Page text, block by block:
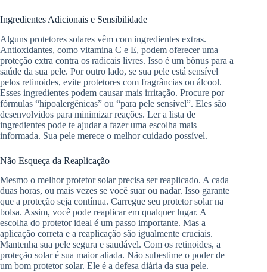
Ingredientes Adicionais e Sensibilidade
Alguns protetores solares vêm com ingredientes extras.
Antioxidantes, como vitamina C e E, podem oferecer uma
proteção extra contra os radicais livres. Isso é um bônus para a
saúde da sua pele. Por outro lado, se sua pele está sensível
pelos retinoides, evite protetores com fragrâncias ou álcool.
Esses ingredientes podem causar mais irritação. Procure por
fórmulas “hipoalergênicas” ou “para pele sensível”. Eles são
desenvolvidos para minimizar reações. Ler a lista de
ingredientes pode te ajudar a fazer uma escolha mais
informada. Sua pele merece o melhor cuidado possível.
Não Esqueça da Reaplicação
Mesmo o melhor protetor solar precisa ser reaplicado. A cada
duas horas, ou mais vezes se você suar ou nadar. Isso garante
que a proteção seja contínua. Carregue seu protetor solar na
bolsa. Assim, você pode reaplicar em qualquer lugar. A
escolha do protetor ideal é um passo importante. Mas a
aplicação correta e a reaplicação são igualmente cruciais.
Mantenha sua pele segura e saudável. Com os retinoides, a
proteção solar é sua maior aliada. Não subestime o poder de
um bom protetor solar. Ele é a defesa diária da sua pele.